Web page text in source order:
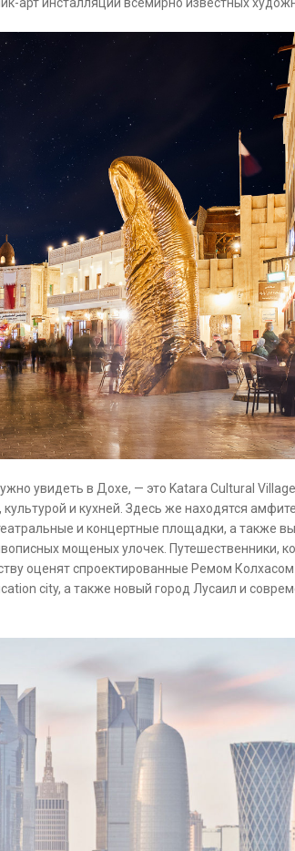
увидеть в Дохе, — это Katara Cultural
и кухней. Здесь же находятся
и концертные площадки, а также
мощеных улочек. Путешественники,
оценят спроектированные Ремом
city, а также новый город Лусаил и